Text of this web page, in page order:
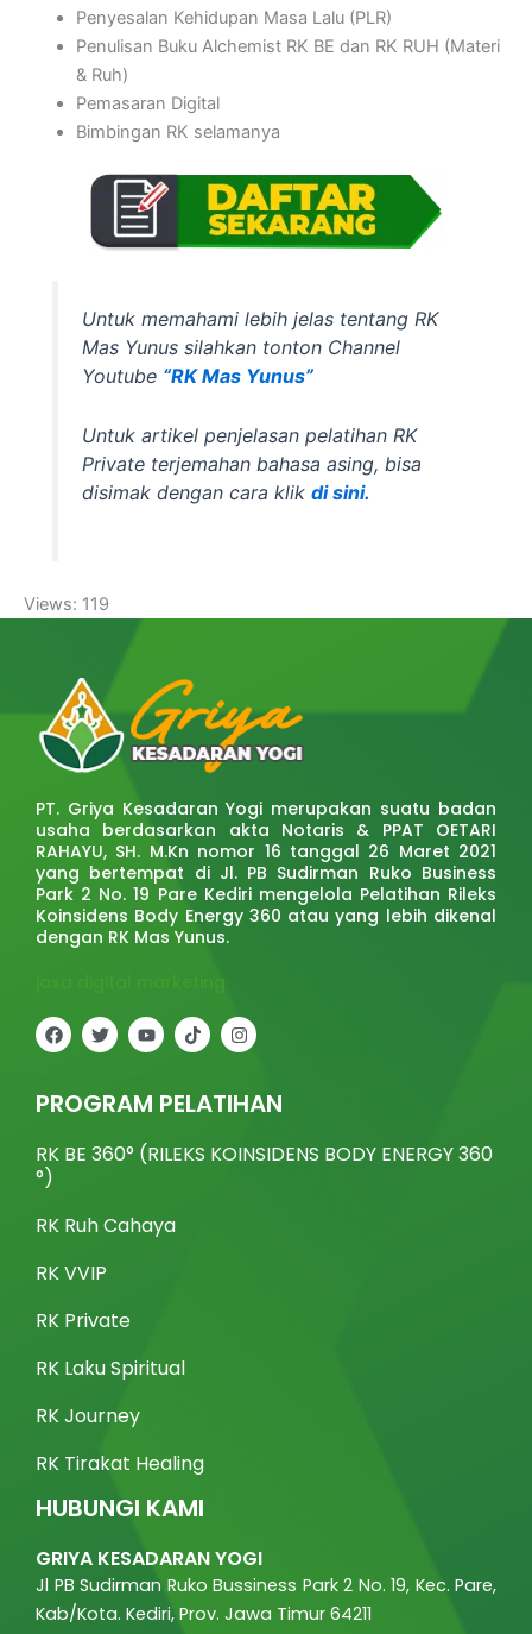
Penyesalan Kehidupan Masa Lalu (PLR)
Penulisan Buku Alchemist RK BE dan RK RUH (Materi
& Ruh)
Pemasaran Digital
Bimbingan RK selamanya
Untuk memahami lebih jelas tentang RK
Mas Yunus silahkan tonton Channel
Youtube “RK Mas Yunus”
Untuk artikel penjelasan pelatihan RK
Private terjemahan bahasa asing, bisa
disimak dengan cara klikdi sini.
Views: 119
PT. Griya Kesadaran Yogi merupakan suatu badan
usaha berdasarkan akta Notaris & PPAT OETARI
RAHAYU, SH. M.Kn nomor 16 tanggal 26 Maret 2021
yang bertempat di Jl. PB Sudirman Ruko Business
Park 2 No. 19 Pare Kediri mengelola Pelatihan Rileks
Koinsidens Body Energy 360 atau yang lebih dikenal
dengan RK Mas Yunus.
jasa digital marketing
F
a
b
o
k
T
w
t
e
Y
o
u
b
T
i
o
k
I
n
a
g
a
m
PROGRAM PELATIHAN
RK BE 360° (RILEKS KOINSIDENS BODY ENERGY 360
°)
RK Ruh Cahaya
RK VVIP
RK Private
RK Laku Spiritual
RK Journey
RK Tirakat Healing
HUBUNGI KAMI
GRIYA KESADARAN YOGI
Jl PB Sudirman Ruko Bussiness Park 2 No. 19, Kec. Pare,
Kab/Kota. Kediri, Prov. Jawa Timur 64211